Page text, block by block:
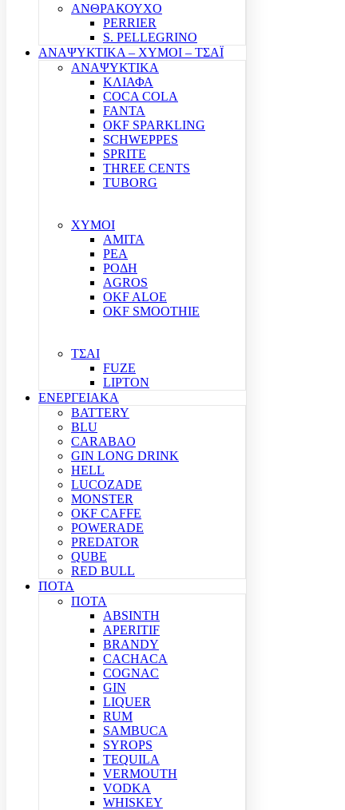
ΑΝΘΡΑΚΟΥΧΟ
PERRIER
S. PELLEGRINO
ΑΝΑΨΥΚΤΙΚΑ – ΧΥΜΟΙ – ΤΣΑΪ
ΑΝΑΨΥΚΤΙΚΑ
ΚΛΙΑΦΑ
COCA COLA
FANTA
OKF SPARKLING
SCHWEPPES
SPRITE
THREE CENTS
TUBORG
ΧΥΜΟΙ
ΑΜΙΤΑ
ΡΕΑ
ΡΟΔΗ
AGROS
OKF ALOE
OKF SMOOTHIE
ΤΣΑΙ
FUZE
LIPTON
ΕΝΕΡΓΕΙΑΚΑ
BATTERY
BLU
CARABAO
GIN LONG DRINK
HELL
LUCOZADE
MONSTER
OKF CAFFE
POWERADE
PREDATOR
QUBE
RED BULL
ΠΟΤΑ
ΠΟΤΑ
ABSINTH
APERITIF
BRANDY
CACHACA
COGNAC
GIN
LIQUER
RUM
SAMBUCA
SYROPS
TEQUILA
VERMOUTH
VODKA
WHISKEY